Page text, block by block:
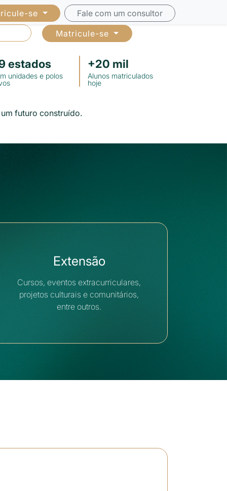
se Fale com um consultor
Matricule-se
estados
unidades e polos
+20 mil
Alunos matriculados
hoje
futuro construído.
Extensão
Cursos, eventos extracurriculares,
projetos culturais e comunitários,
entre outros.